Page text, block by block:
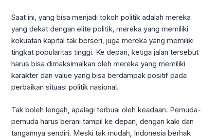
Saat ini, yang bisa menjadi tokoh politik adalah mereka
yang dekat dengan elite politik, mereka yang memiliki
kekuatan kapital tak berseri, juga mereka yang memiliki
tingkat popularitas tinggi. Ke depan, ketiga jalan tersebut
harus bisa dimaksimalkan oleh mereka yang memiliki
karakter dan value yang bisa berdampak positif pada
perbaikan situasi politik nasional.
Tak boleh lengah, apalagi terbuai oleh keadaan. Pemuda-
pemuda harus berani tampil ke depan, dengan kaki dan
tangannya sendiri. Meski tak mudah, Indonesia berhak